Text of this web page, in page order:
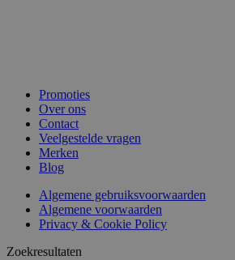
Promoties
Over ons
Contact
Veelgestelde vragen
Merken
Blog
Algemene gebruiksvoorwaarden
Algemene voorwaarden
Privacy & Cookie Policy
Zoekresultaten